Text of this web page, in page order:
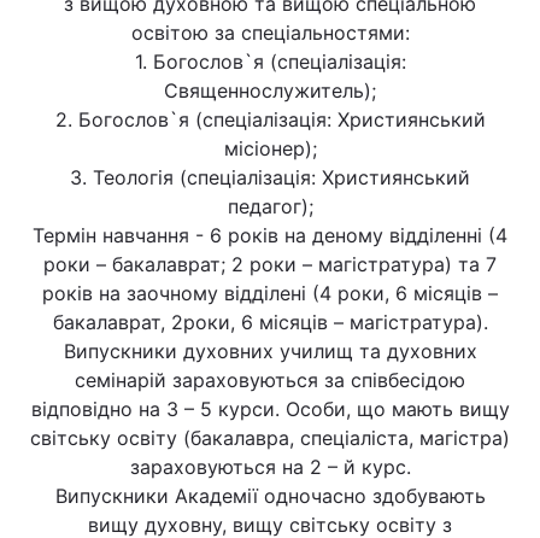
Війна
Політика
Економіка Світ
Спорт Наука
Техно і зв'язок Лайт
Зброя Інциденти
Туризм
Цікавинки Погода
Екологія Регіони
Лонгріди
освітою за спеціальностями:
1. Богослов`я (спеціалізація:
Священнослужитель);
2. Богослов`я (спеціалізація: Християнський
місіонер);
3. Теологія (спеціалізація: Християнський
педагог);
Термін навчання - 6 років на деному відділенні (4
роки – бакалаврат; 2 роки – магістратура) та 7
років на заочному відділені (4 роки, 6 місяців –
бакалаврат, 2роки, 6 місяців – магістратура).
Випускники духовних училищ та духовних
семінарій зараховуються за співбесідою
відповідно на 3 – 5 курси. Особи, що мають вищу
світську освіту (бакалавра, спеціаліста, магістра)
зараховуються на 2 – й курс.
Випускники Академії одночасно здобувають
вищу духовну, вищу світську освіту з